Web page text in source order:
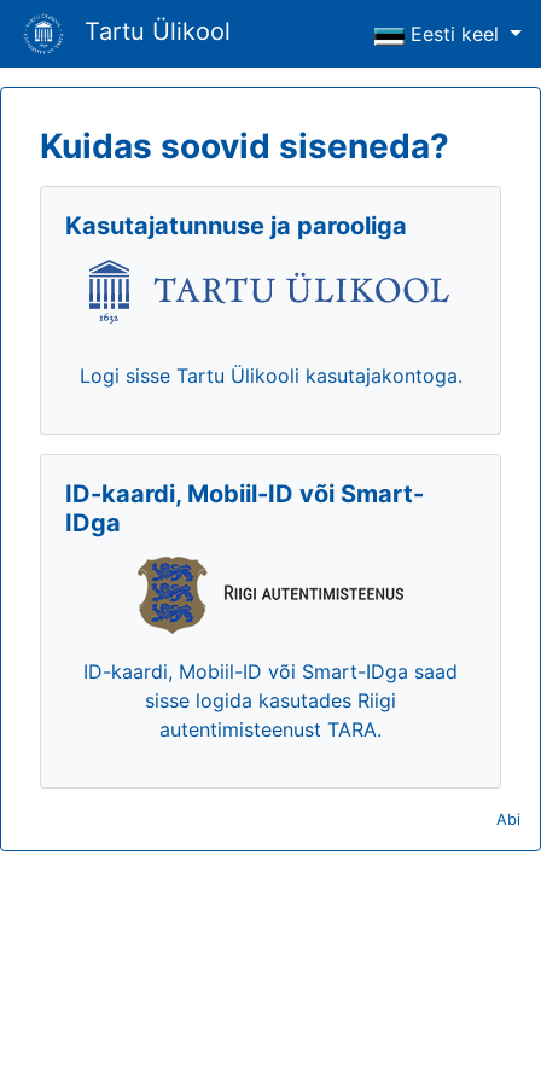
Tartu Ülikool Eesti keel
Kuidas soovid siseneda?
Kasutajatunnuse ja parooliga
Logi sisse Tartu Ülikooli kasutajakontoga.
ID-kaardi, Mobiil-ID või Smart-
IDga
ID-kaardi, Mobiil-ID või Smart-IDga saad
sisse logida kasutades Riigi
autentimisteenust TARA.
Abi